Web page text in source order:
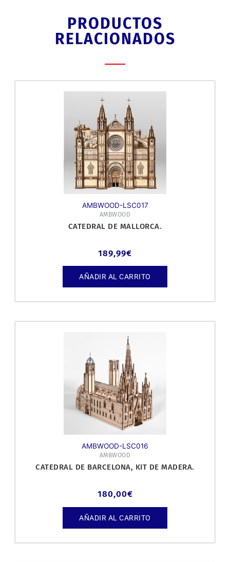
PRODUCTOS
RELACIONADOS
AMBWOOD-LSC017
AMBWOOD
CATEDRAL DE MALLORCA.
189,99€
AÑADIR AL CARRITO
AMBWOOD-LSC016
AMBWOOD
CATEDRAL DE BARCELONA, KIT DE MADERA.
180,00€
AÑADIR AL CARRITO